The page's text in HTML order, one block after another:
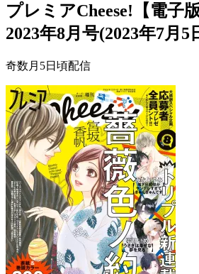
プレミアCheese!【電子
2023年8月号(2023年7月5
奇数月5日頃配信